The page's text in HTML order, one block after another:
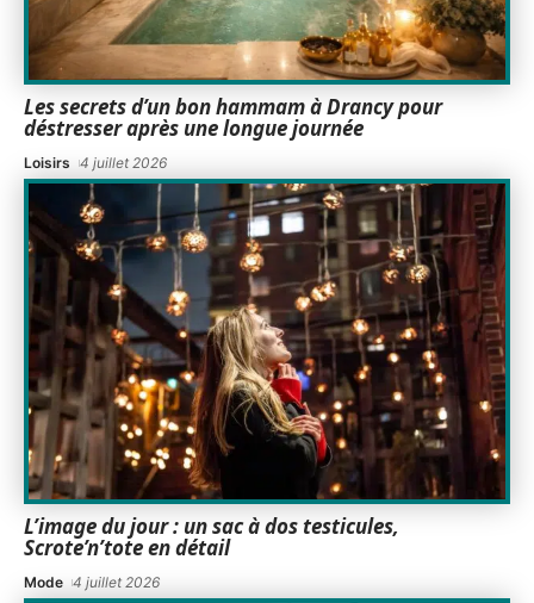
Les secrets d’un bon hammam à Drancy pour
déstresser après une longue journée
Loisirs 4 juillet 2026
L’image du jour : un sac à dos testicules,
Scrote’n’tote en détail
Mode 4 juillet 2026